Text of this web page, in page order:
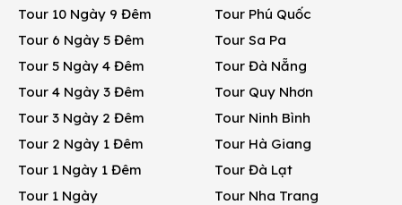
Tour 10 Ngày 9 Đêm
Tour 6 Ngày 5 Đêm
Tour 5 Ngày 4 Đêm
Tour 4 Ngày 3 Đêm
Tour 3 Ngày 2 Đêm
Tour 2 Ngày 1 Đêm
Tour 1 Ngày 1 Đêm
Tour 1 Ngày
Tour Phú Quốc
Tour Sa Pa
Tour Đà Nẵng
Tour Quy Nhơn
Tour Ninh Bình
Tour Hà Giang
Tour Đà Lạt
Tour Nha Trang